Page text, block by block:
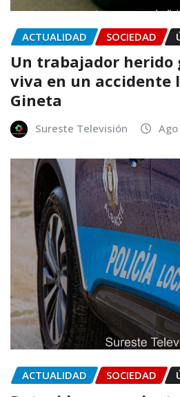
ACTUALIDAD SOCIEDAD
Un trabajador herido
viva en un accidente
Gineta
Sureste Televisión
ACTUALIDAD SOCIEDAD